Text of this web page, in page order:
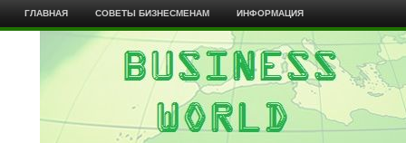
ГЛАВНАЯ СОВЕТЫ БИЗНЕСМЕНАМ ИНФОРМАЦИЯ